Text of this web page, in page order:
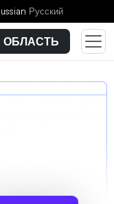
Русский
ОБЛАСТЬ